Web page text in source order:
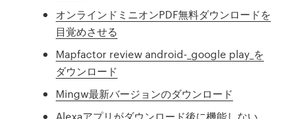
オンラインドミニオンPDF無料ダウンロードを
目覚めさせる
Mapfactor review android-_google play_を
ダウンロード
Mingw最新バージョンのダウンロード
Alexaアプリがダウンロード後に機能しない